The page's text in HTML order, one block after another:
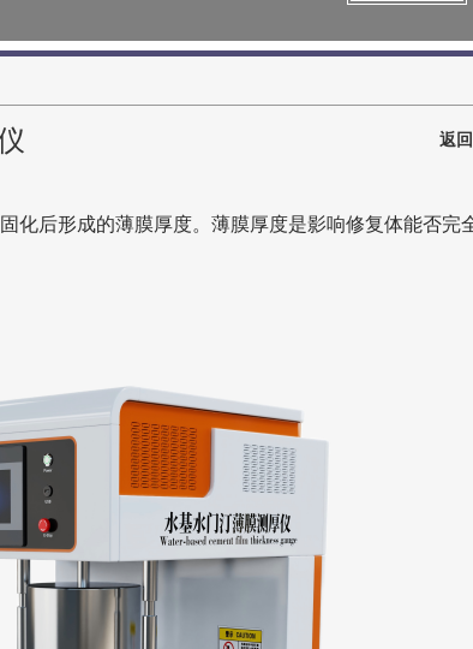
返回
化后形成的薄膜厚度。薄膜厚度是影响修复体能否完